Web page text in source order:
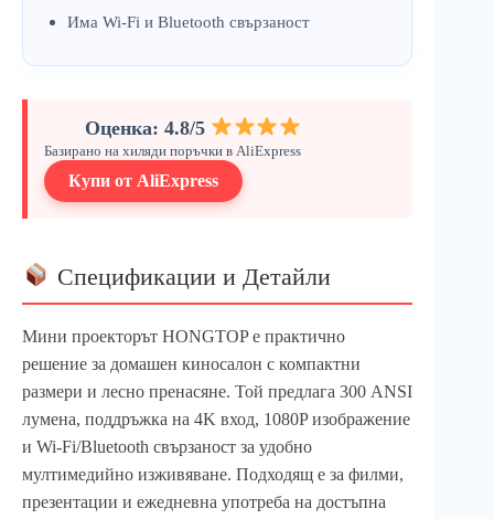
Има Wi-Fi и Bluetooth свързаност
Купи от AliExpress
Оценка: 4.8/5
Базирано на хиляди поръчки в AliExpress
Спецификации и Детайли
Мини проекторът HONGTOP е практично
решение за домашен киносалон с компактни
размери и лесно пренасяне. Той предлага 300 ANSI
лумена, поддръжка на 4K вход, 1080P изображение
и Wi-Fi/Bluetooth свързаност за удобно
мултимедийно изживяване. Подходящ е за филми,
презентации и ежедневна употреба на достъпна